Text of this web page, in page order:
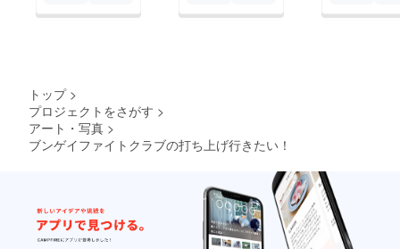
ます。支援してくだ
ありがとうございまし
た。
トップ >
プロジェクトをさがす >
アート・写真 >
ブンゲイファイトクラブの打ち上げ行きたい！